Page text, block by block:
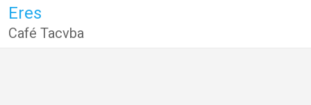
Eres
Café Tacvba